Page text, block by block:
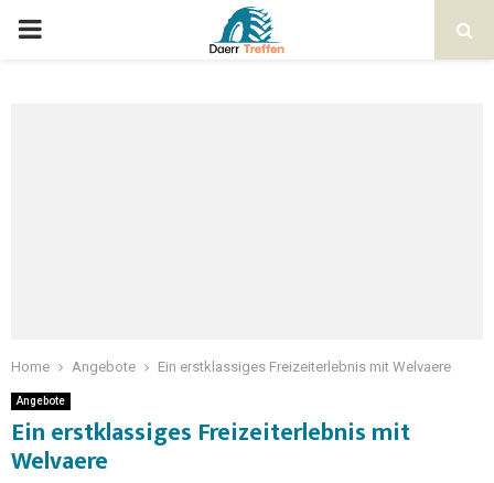
Home Angebote Ein erstklassiges Freizeiterlebnis mit Welvaere
Angebote
Ein erstklassiges Freizeiterlebnis mit
Welvaere